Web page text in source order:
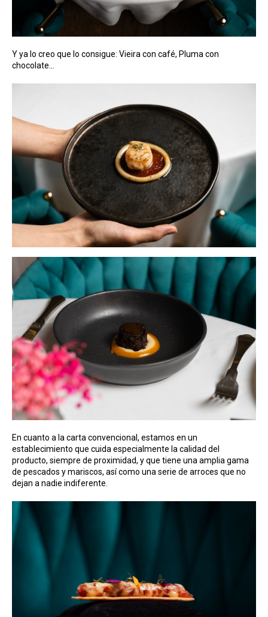
Y ya lo creo que lo consigue: Vieira con café, Pluma con
chocolate…
En cuanto a la carta convencional, estamos en un
establecimiento que cuida especialmente la calidad del
producto, siempre de proximidad, y que tiene una amplia gama
de pescados y mariscos, así como una serie de arroces que no
dejan a nadie indiferente.